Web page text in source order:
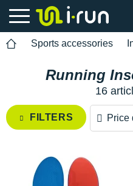
Sports accessories
Running
16
FILTERS Price